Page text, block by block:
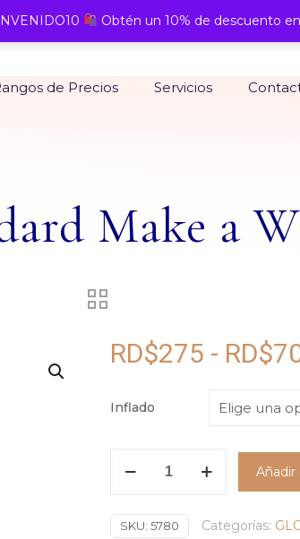
de Precios Servicios
Make a
RD$275 - RD$
Inflado
Standard
Añadir
SKU: 5780 Categorías:
Obtén un 10% de descuento